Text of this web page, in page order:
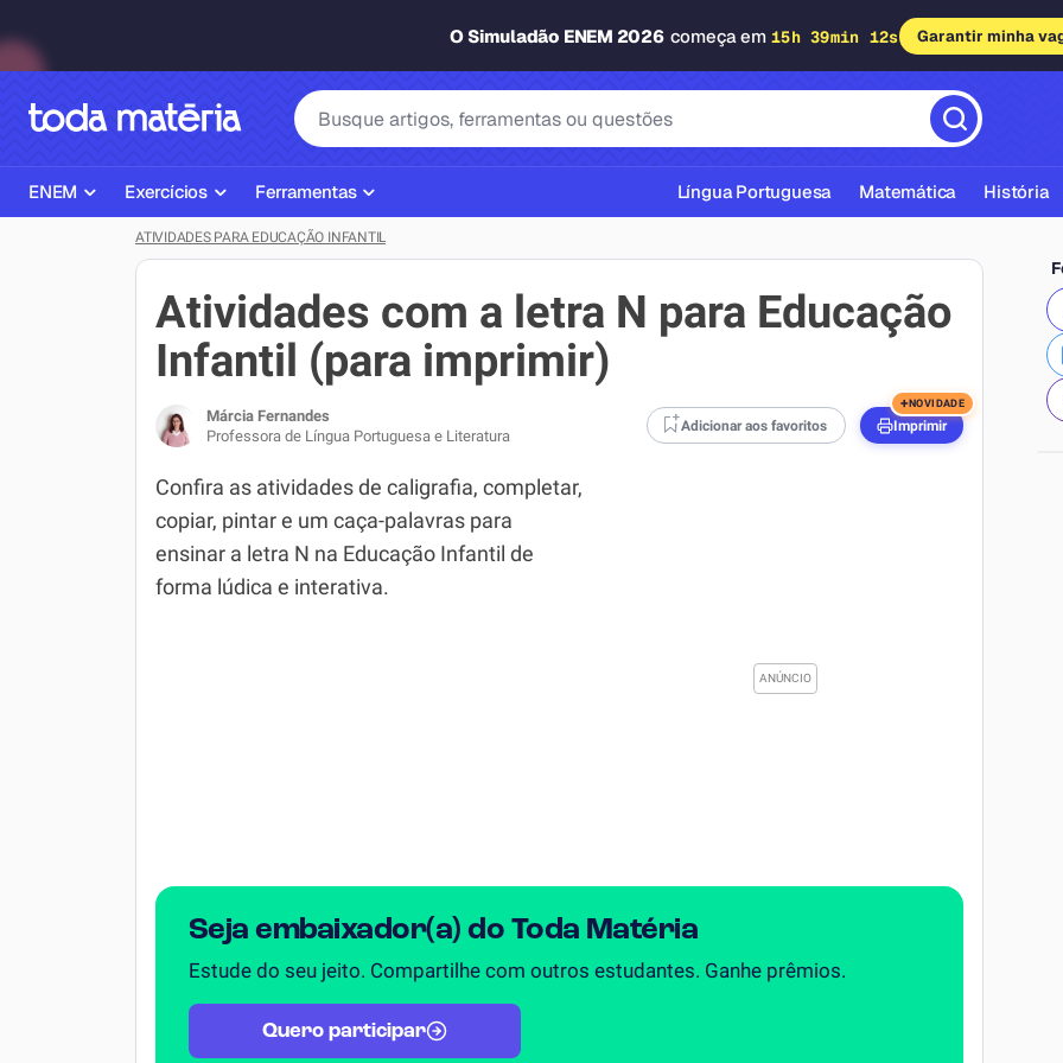
O Simuladão ENEM 2026 começa em 15h 39min 11s Garantir minha
ENEM
Página Inicial ENEM
Plano de Estudos
Matérias do ENEM
Exercícios ENEM
Simulados ENEM
Simulador SiSU
Exercícios
ENEM
Matemática
Português
Biologia
Inglês
Geografia
Física
Ferramentas
Ajudante de Dever de Casa
Corretor de Redação
Exercícios
Gerador Referências Bibliográficas ABNT
Língua Portuguesa Matemática História
ATIVIDADES PARA EDUCAÇÃO INFANTIL
Atividades com a letra N para Educação
Infantil (para imprimir)
Márcia Fernandes
Professora de Língua Portuguesa e Literatura
Adicionar aos favoritos Imprimir
+NOVIDADE
Confira as atividades de caligrafia, completar,
copiar, pintar e um caça-palavras para
ensinar a letra N na Educação Infantil de
forma lúdica e interativa.
Seja embaixador(a) do Toda Matéria
Estude do seu jeito. Compartilhe com outros estudantes. Ganhe prêmios.
Quero participar